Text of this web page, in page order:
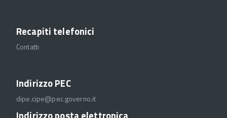
Recapiti telefonici
Contatti
Indirizzo PEC
dipe.cipe@pec.governo.it